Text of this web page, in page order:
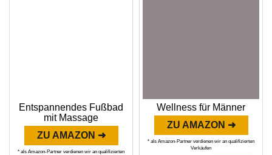
Entspannendes Fußbad
mit Massage
ZU AMAZON ➜
* als Amazon-Partner verdienen wir an qualifizierten
Wellness für Männer
ZU AMAZON ➜
* als Amazon-Partner verdienen wir an qualifizierten
Verkäufen